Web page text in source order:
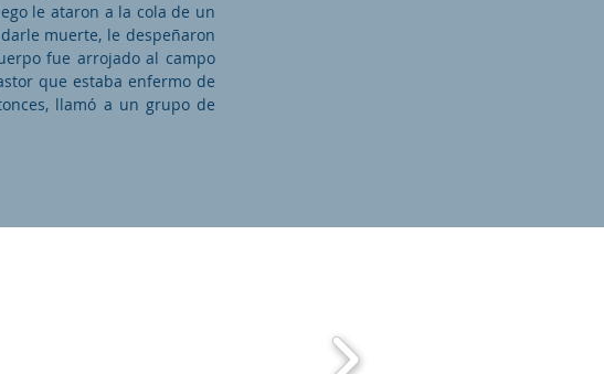
le ataron a la cola de un
muerte, le despeñaron
fue arrojado al campo
que estaba enfermo de
llamó a un grupo de